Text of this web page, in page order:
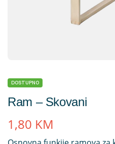
DOSTUPNO
Ram – Skovani
1,80 KM